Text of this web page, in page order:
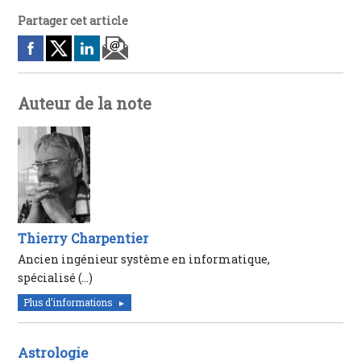
Partager cet article
Auteur de la note
Thierry Charpentier
Ancien ingénieur système en informatique,
spécialisé (…)
Plus d'informations
Astrologie